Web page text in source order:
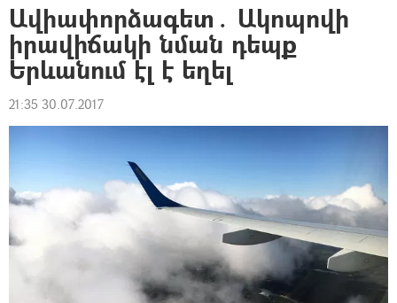
Ավիափորձագետ․ Ակոպովի
իրավիճակի նման դեպք
Երևանում էլ է եղել
21:35 30.07.2017